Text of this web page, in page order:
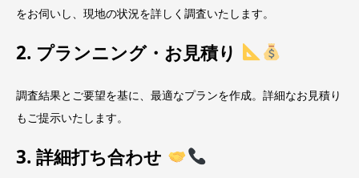
をお伺いし、現地の状況を詳しく調査いたします。
2. プランニング・お見積り
調査結果とご要望を基に、最適なプランを作成。詳細なお見積り
もご提示いたします。
3. 詳細打ち合わせ